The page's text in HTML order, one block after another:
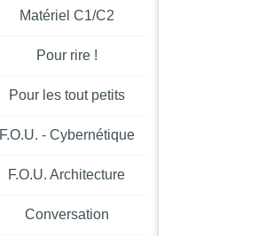
Matériel C1/C2
Pour rire !
Pour les tout petits
F.O.U. - Cybernétique
F.O.U. Architecture
Conversation